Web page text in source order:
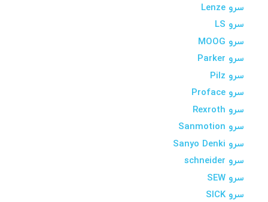
سرو Lenze
سرو LS
سرو MOOG
سرو Parker
سرو Pilz
سرو Proface
سرو Rexroth
سرو Sanmotion
سرو Sanyo Denki
سرو schneider
سرو SEW
سرو SICK